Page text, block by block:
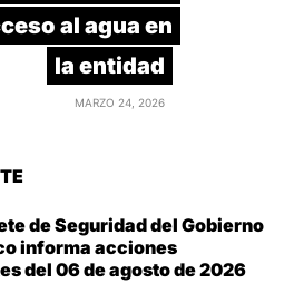
al agua en
la entidad
MARZO 24, 2026
de Seguridad del Gobierno
informa acciones
del 06 de agosto de 2026